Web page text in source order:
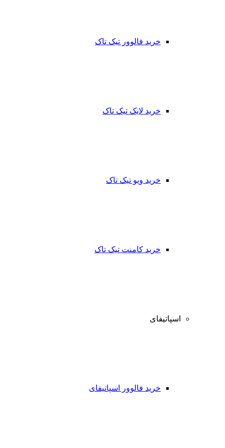
خرید فالوور تیک تاک
خرید لایک تیک تاک
خرید ویو تیک تاک
خرید کامنت تیک تاک
اسپاتیفای
خرید فالوور اسپاتیفای